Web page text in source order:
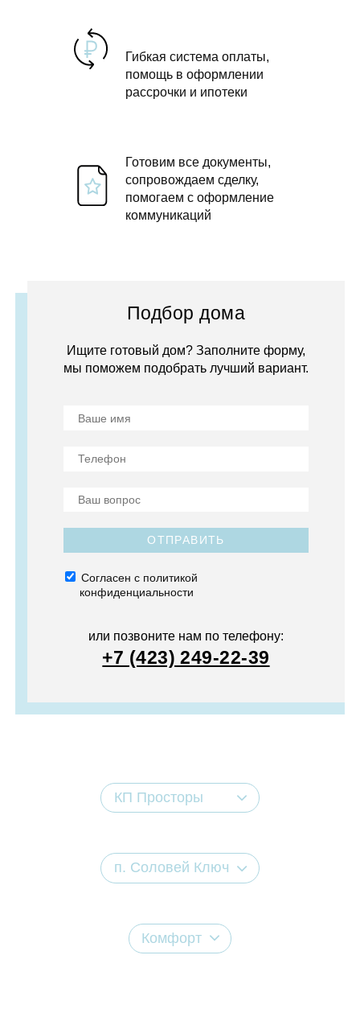
Гибкая система оплаты,
помощь в оформлении
рассрочки и ипотеки
Готовим все документы,
сопровождаем сделку,
помогаем с оформление
коммуникаций
Подбор дома
Ищите готовый дом? Заполните форму,
мы поможем подобрать лучший вариант.
ОТПРАВИТЬ
Согласен с политикой
конфиденциальности
или позвоните нам по телефону:
+7 (423) 249-22-39
КП Просторы
п. Соловей Ключ
Комфорт